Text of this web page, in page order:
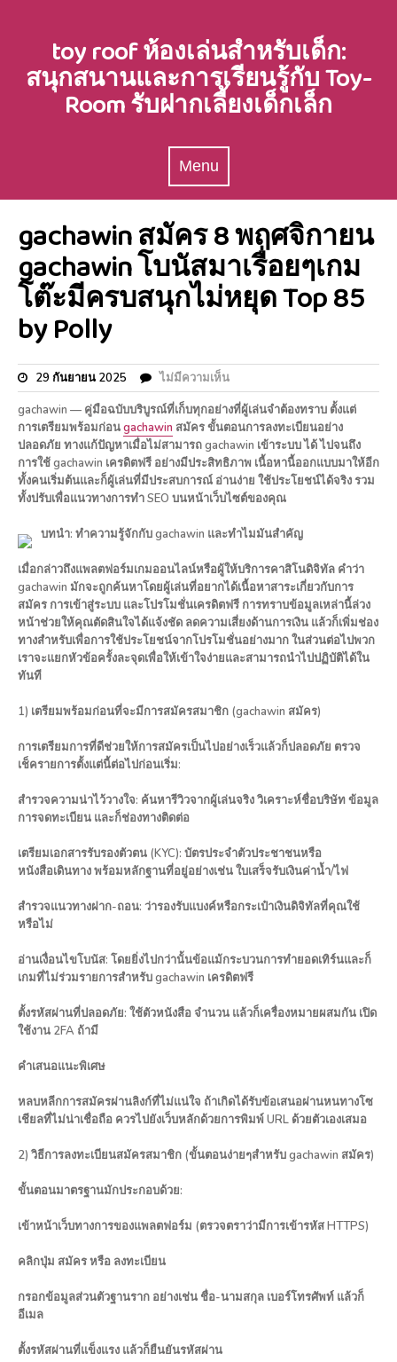
toy roof ห้องเล่นสำหรับเด็ก:
สนุกสนานและการเรียนรู้กับ Toy-
Room รับฝากเลี้ยงเด็กเล็ก
MenuMenu
gachawin สมัคร 8 พฤศจิกายน
gachawin โบนัสมาเรื่อยๆเกม
โต๊ะมีครบสนุกไม่หยุด Top 85
by Polly
29 กันยายน 2025
ไม่มีความเห็น
gachawin — คู่มือฉบับบริบูรณ์ที่เก็บทุกอย่างที่ผู้เล่นจำต้องทราบ ตั้งแต่
การเตรียมพร้อมก่อนgachawin สมัคร ขั้นตอนการลงทะเบียนอย่าง
ปลอดภัย ทางแก้ปัญหาเมื่อไม่สามารถ gachawin เข้าระบบ ได้ ไปจนถึง
การใช้ gachawin เครดิตฟรี อย่างมีประสิทธิภาพ เนื้อหานี้ออกแบบมาให้อีก
ทั้งคนเริ่มต้นและก็ผู้เล่นที่มีประสบการณ์ อ่านง่าย ใช้ประโยชน์ได้จริง รวม
ทั้งปรับเพื่อแนวทางการทำ SEO บนหน้าเว็บไซต์ของคุณ
บทนำ: ทำความรู้จักกับ gachawin และทำไมมันสำคัญ
เมื่อกล่าวถึงแพลตฟอร์มเกมออนไลน์หรือผู้ให้บริการคาสิโนดิจิทัล คำว่า
gachawin มักจะถูกค้นหาโดยผู้เล่นที่อยากได้เนื้อหาสาระเกี่ยวกับการ
สมัคร การเข้าสู่ระบบ และโปรโมชั่นเครดิตฟรี การทราบข้อมูลเหล่านี้ล่วง
หน้าช่วยให้คุณตัดสินใจได้แจ้งชัด ลดความเสี่ยงด้านการเงิน แล้วก็เพิ่มช่อง
ทางสำหรับเพื่อการใช้ประโยชน์จากโปรโมชั่นอย่างมาก ในส่วนต่อไปพวก
เราจะแยกหัวข้อครั้งละจุดเพื่อให้เข้าใจง่ายและสามารถนำไปปฏิบัติได้ใน
ทันที
1) เตรียมพร้อมก่อนที่จะมีการสมัครสมาชิก (gachawin สมัคร)
การเตรียมการที่ดีช่วยให้การสมัครเป็นไปอย่างเร็วแล้วก็ปลอดภัย ตรวจ
เช็ครายการตั้งแต่นี้ต่อไปก่อนเริ่ม:
สำรวจความน่าไว้วางใจ: ค้นหารีวิวจากผู้เล่นจริง วิเคราะห์ชื่อบริษัท ข้อมูล
การจดทะเบียน และก็ช่องทางติดต่อ
เตรียมเอกสารรับรองตัวตน (KYC): บัตรประจำตัวประชาชนหรือ
หนังสือเดินทาง พร้อมหลักฐานที่อยู่อย่างเช่น ใบเสร็จรับเงินค่าน้ำ/ไฟ
สำรวจแนวทางฝาก-ถอน: ว่ารองรับแบงค์หรือกระเป๋าเงินดิจิทัลที่คุณใช้
หรือไม่
อ่านเงื่อนไขโบนัส: โดยยิ่งไปกว่านั้นข้อแม้กระบวนการทำยอดเทิร์นและก็
เกมที่ไม่ร่วมรายการสำหรับ gachawin เครดิตฟรี
ตั้งรหัสผ่านที่ปลอดภัย: ใช้ตัวหนังสือ จำนวน แล้วก็เครื่องหมายผสมกัน เปิด
ใช้งาน 2FA ถ้ามี
คำเสนอแนะพิเศษ
หลบหลีกการสมัครผ่านลิงก์ที่ไม่แน่ใจ ถ้าเกิดได้รับข้อเสนอผ่านหนทางโซ
เชียลที่ไม่น่าเชื่อถือ ควรไปยังเว็บหลักด้วยการพิมพ์ URL ด้วยตัวเองเสมอ
2) วิธีการลงทะเบียนสมัครสมาชิก (ขั้นตอนง่ายๆสำหรับ gachawin สมัคร)
ขั้นตอนมาตรฐานมักประกอบด้วย:
เข้าหน้าเว็บทางการของแพลตฟอร์ม (ตรวจตราว่ามีการเข้ารหัส HTTPS)
คลิกปุ่ม สมัคร หรือ ลงทะเบียน
กรอกข้อมูลส่วนตัวฐานราก อย่างเช่น ชื่อ-นามสกุล เบอร์โทรศัพท์ แล้วก็
อีเมล
ตั้งรหัสผ่านที่แข็งแรง แล้วก็ยืนยันรหัสผ่าน